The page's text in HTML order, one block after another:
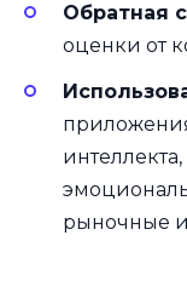
Обратная
оценки от
рыночные